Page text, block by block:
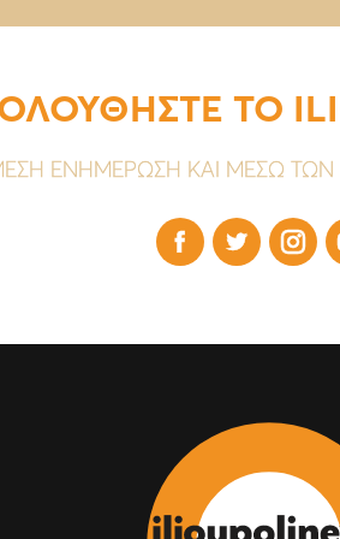
ΤΟ
ΕΝΗΜΕΡΩΣΗ ΚΑΙ ΜΕΣΩ ΤΩΝ
  